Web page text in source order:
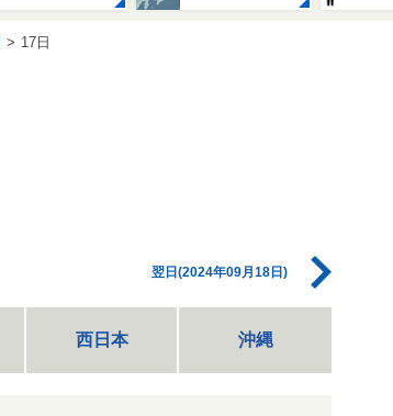
17日
翌日(2024年09月18日)
西日本 沖縄